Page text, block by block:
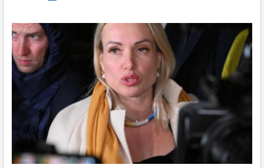
Liza
Dmitrieva,
la
bimba
di
anni
morta
durante
un
attacco
russo